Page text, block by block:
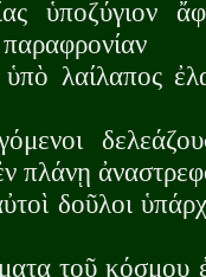
ὑποζύγιον
ὑπὸ λαίλαπος
πλάνῃ
δοῦλοι
τοῦ κόσμου